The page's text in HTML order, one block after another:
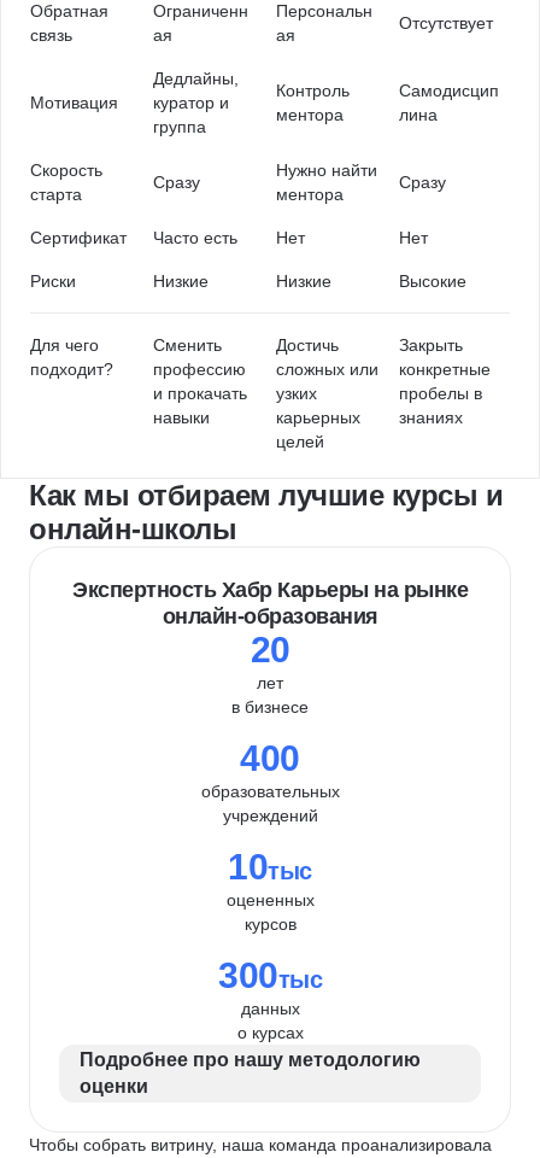
Обратная
связь
Ограниченн
ая
Персональн
ая
Отсутствует
Мотивация
Дедлайны,
куратор и
группа
Контроль
ментора
Самодисцип
лина
Скорость
старта
Сразу
Нужно найти
ментора
Сразу
Сертификат Часто есть Нет Нет
Риски Низкие Низкие Высокие
Для чего
подходит?
Сменить
профессию
и прокачать
навыки
Достичь
сложных или
узких
карьерных
целей
Закрыть
конкретные
пробелы в
знаниях
Как мы отбираем лучшие курсы и
онлайн-школы
Экспертность Хабр Карьеры на рынке
онлайн-образования
20
лет
в бизнесе
400
образовательных
учреждений
10тыс
оцененных
курсов
300тыс
данных
о курсах
Подробнее про нашу методологию
оценки
Чтобы собрать витрину, наша команда проанализировала